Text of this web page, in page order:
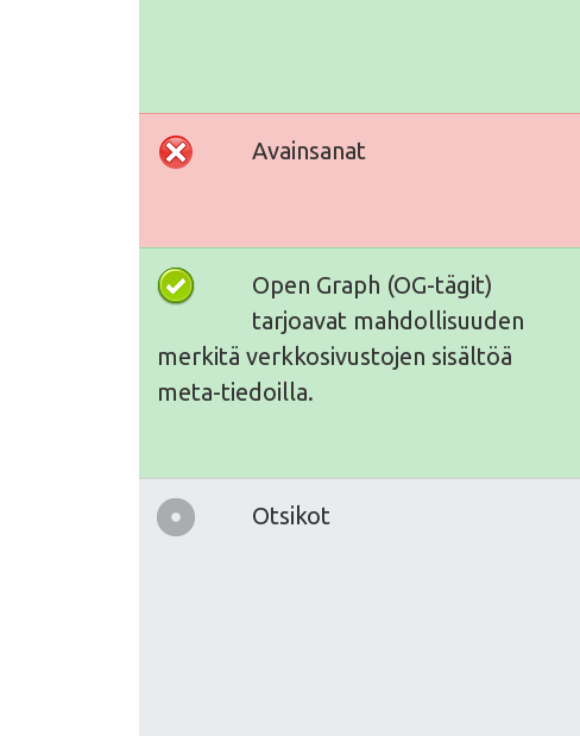
Avainsanat
Open Graph (OG-tägit)
tarjoavat mahdollisuuden
merkitä verkkosivustojen sisältöä
meta-tiedoilla.
Otsikot